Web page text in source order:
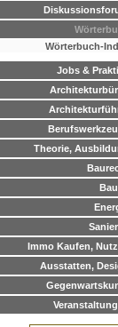
Wörterbuch-
Jobs &
Theorie,
Immo Kaufen,
Ausstatten,